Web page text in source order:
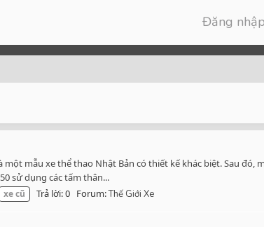
Đăng nhập
mẫu xe thể thao Nhật Bản có thiết kế khác biệt. Sau đó,
sử dụng các tấm thân...
xecũ Trả lời: 0 Forum:Thế Giới Xe